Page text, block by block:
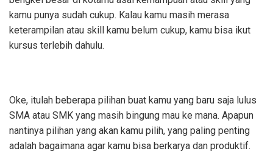
kamu punya sudah cukup. Kalau kamu masih merasa
keterampilan atau skill kamu belum cukup, kamu bisa ikut
kursus terlebih dahulu.
Oke, itulah beberapa pilihan buat kamu yang baru saja lulus
SMA atau SMK yang masih bingung mau ke mana. Apapun
nantinya pilihan yang akan kamu pilih, yang paling penting
adalah bagaimana agar kamu bisa berkarya dan produktif.